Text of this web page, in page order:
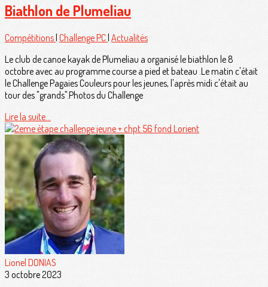
Biathlon de Plumeliau
Compétitions| Challenge PC| Actualités
Le club de canoe kayak de Plumeliau a organisé le biathlon le 8
octobre avec au programme course a pied et bateau .Le matin c'était
le Challenge Pagaies Couleurs pour les jeunes, l'après midi c'était au
tour des "grands".Photos du Challenge
Lire la suite...
Lionel DONIAS
3 octobre 2023